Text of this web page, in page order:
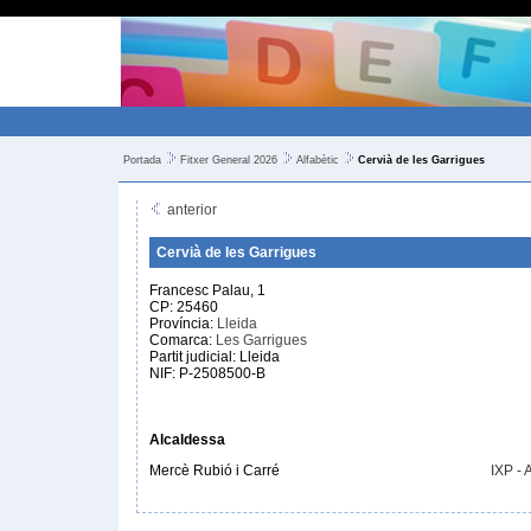
Portada Fitxer General 2026 Alfabètic Cervià de les Garrigues
anterior
Cervià de les Garrigues
Francesc Palau, 1
CP: 25460
Província: Lleida
Comarca: Les Garrigues
Partit judicial: Lleida
NIF: P-2508500-B
Alcaldessa
Mercè Rubió i Carré
IXP -